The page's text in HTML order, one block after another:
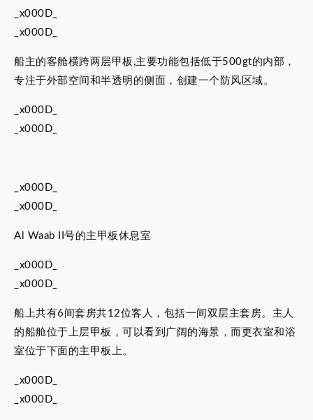
_x000D_
_x000D_
船主的客舱横跨两层甲板,主要功能包括低于500gt的内部，
专注于外部空间和半透明的侧面，创建一个防风区域。
_x000D_
_x000D_
_x000D_
_x000D_
Al Waab II号的主甲板休息室
_x000D_
_x000D_
船上共有6间套房共12位客人，包括一间双层主套房。主人
的船舱位于上层甲板，可以看到广阔的海景，而更衣室和浴
室位于下面的主甲板上。
_x000D_
_x000D_